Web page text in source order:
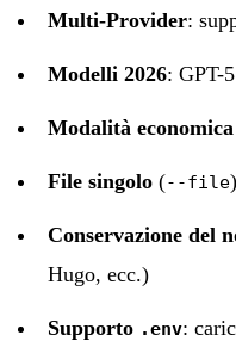
Multi-Provider:
Modelli 2026: GPT-
Modalità economica
File singolo (--file
Conservazione del
Hugo, ecc.)
Supporto .env: